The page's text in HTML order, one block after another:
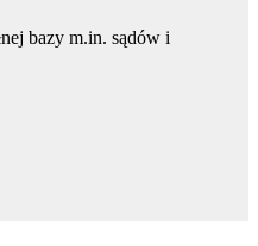
bazy m.in. sądów i